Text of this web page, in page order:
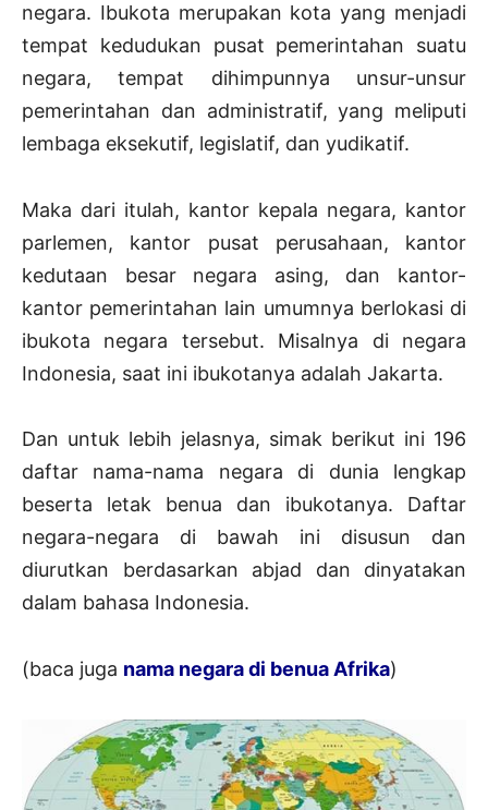
negara. Ibukota merupakan kota yang menjadi
tempat kedudukan pusat pemerintahan suatu
negara, tempat dihimpunnya unsur-unsur
pemerintahan dan administratif, yang meliputi
lembaga eksekutif, legislatif, dan yudikatif.
Maka dari itulah, kantor kepala negara, kantor
parlemen, kantor pusat perusahaan, kantor
kedutaan besar negara asing, dan kantor-
kantor pemerintahan lain umumnya berlokasi di
ibukota negara tersebut. Misalnya di negara
Indonesia, saat ini ibukotanya adalah Jakarta.
Dan untuk lebih jelasnya, simak berikut ini 196
daftar nama-nama negara di dunia lengkap
beserta letak benua dan ibukotanya. Daftar
negara-negara di bawah ini disusun dan
diurutkan berdasarkan abjad dan dinyatakan
dalam bahasa Indonesia.
(baca juga nama negara di benua Afrika)